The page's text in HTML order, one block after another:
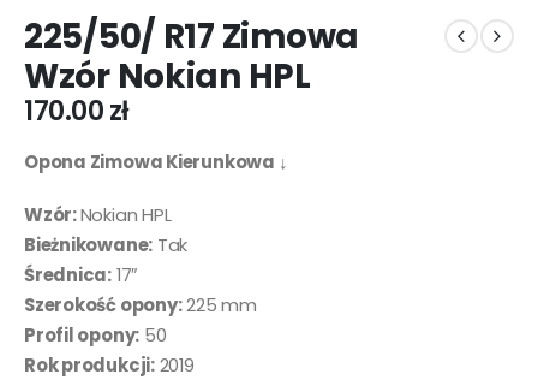
225/50/ R17 Zimowa
Wzór Nokian HPL
170.00zł
Opona Zimowa Kierunkowa ↓
Wzór:Nokian HPL
Bieżnikowane: Tak
Średnica:17″
Szerokość opony:225 mm
Profil opony: 50
Rok produkcji:2019